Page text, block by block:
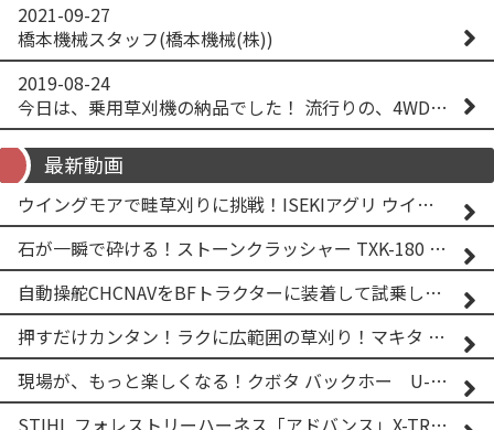
2021-09-27
橋本機械スタッフ(橋本機械(株))
2019-08-24
今日は、乗用草刈機の納品でした！ 流行りの、4WD！ #イセキアグリ #オーレック #四駆 #増税間近
最新動画
ウイングモアで畦草刈りに挑戦！ISEKIアグリ ウイングモア WM746AF
石が一瞬で砕ける！ストーンクラッシャー TXK-180 実演
自動操舵CHCNAVをBFトラクターに装着して試乗してみた！！ CHCNAV NX610
押すだけカンタン！ラクに広範囲の草刈り！マキタ バッテリー式草刈り機 MUG001G 2
現場が、もっと楽しくなる！クボタ バックホー U-25-3A
STIHL フォレストリーハーネス「アドバンス」X-TREEm